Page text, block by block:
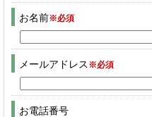
お名前※必須
メールアドレス ※必須
お電話番号